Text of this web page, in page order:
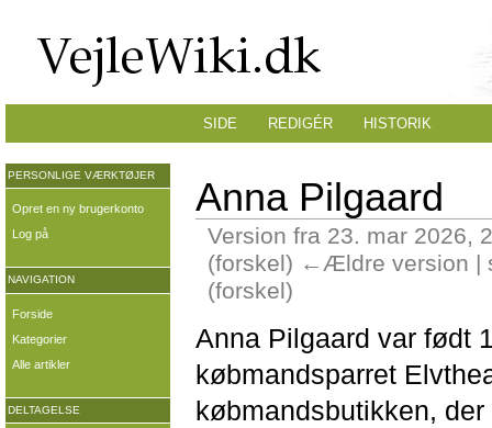
Anna Pilgaard
Version fra 23. mar 2026,
(forskel) ←Ældre version |
(forskel)
Anna Pilgaard var født
købmandsparret
købmandsbutikken,
SIDE REDIGÉR HISTORIK
PERSONLIGE VÆRKTØJER
Opret en ny brugerkonto
Log på
NAVIGATION
Forside
Kategorier
Alle artikler
DELTAGELSE